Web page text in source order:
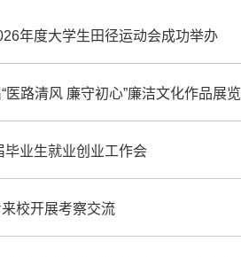
年度大学生田径运动会成功举办
路清风 廉守初心”廉洁文化作品展览
业生就业创业工作会
校开展考察交流